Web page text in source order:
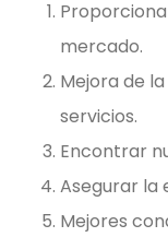
mercado.
Mejora de
servicios.
Encontrar
Asegurar la
Mejores